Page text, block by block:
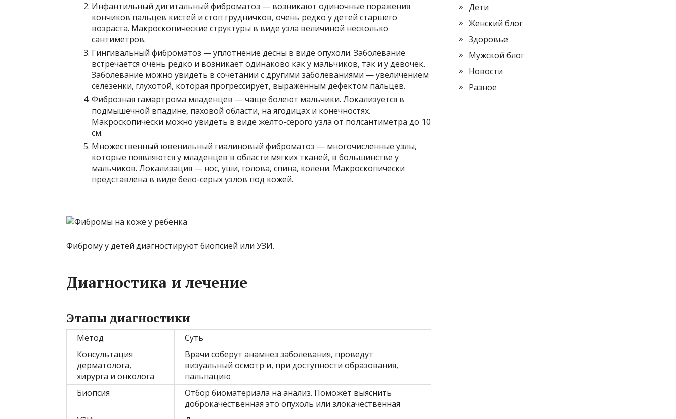
Инфантильный дигитальный фиброматоз — возникают одиночные поражения
кончиков пальцев кистей и стоп грудничков, очень редко у детей старшего
возраста. Макроскопические структуры в виде узла величиной несколько
сантиметров.
Гингивальный фиброматоз — уплотнение десны в виде опухоли. Заболевание
встречается очень редко и возникает одинаково как у мальчиков, так и у девочек.
Заболевание можно увидеть в сочетании с другими заболеваниями — увеличением
селезенки, глухотой, которая прогрессирует, выраженным дефектом пальцев.
Фиброзная гамартрома младенцев — чаще болеют мальчики. Локализуется в
подмышечной впадине, паховой области, на ягодицах и конечностях.
Макроскопически можно увидеть в виде желто-серого узла от полсантиметра до 10
см.
Множественный ювенильный гиалиновый фиброматоз — многочисленные узлы,
которые появляются у младенцев в области мягких тканей, в большинстве у
мальчиков. Локализация — нос, уши, голова, спина, колени. Макроскопически
представлена в виде бело-серых узлов под кожей.
Фиброму у детей диагностируют биопсией или УЗИ.
Диагностика и лечение
Этапы диагностики
Метод
Суть
Консультация
дерматолога,
хирурга и онколога
Врачи соберут анамнез заболевания, проведут
визуальный осмотр и, при доступности образования,
пальпацию
Биопсия
Отбор биоматериала на анализ. Поможет выяснить
доброкачественная это опухоль или злокачественная
Дети
Женский блог
Здоровье
Мужской блог
Новости
Разное